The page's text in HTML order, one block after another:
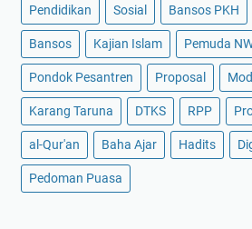
Pendidikan Sosial Bansos PKH
Bansos Kajian Islam Pemuda
Pondok Pesantren Proposal
Karang Taruna DTKS RPP
al-Qur'an Baha Ajar Hadits
Pedoman Puasa